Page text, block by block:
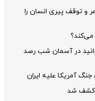
عمر و توقف پیری انسان را
در آسمان شب رصد
جنگ آمریکا علیه ایران
کشف شد